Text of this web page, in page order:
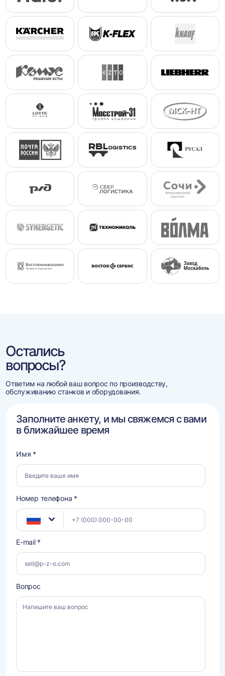
Остались
вопросы?
Ответим на любой ваш вопрос по производству,
обслуживанию станков и оборудования.
Заполните анкету, и мы свяжемся с вами
в ближайшее время
Имя *
Номер телефона *
E-mail *
Вопрос